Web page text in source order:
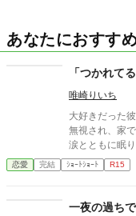
あなたにおすす
「つかれて
唯崎りいち
大好きだった
無視され、家
涙とともに眠
関係は、予想
恋愛 完結 ｼｮｰﾄｼｮｰﾄ R15
一夜の過ち